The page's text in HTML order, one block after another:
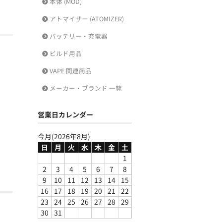
アトマイザー (ATOMIZER)
バッテリー・充電器
ビルド用品
VAPE 関連商品
メーカー・ブランド 一覧
営業日カレンダー
今月(2026年8月)
日
月 火 水 木 金
土
1
2
3 4 5 6 7
8
9
10 11 12 13 14 15
16 17 18 19 20 21
22
23 24 25 26 27 28 29
30 31